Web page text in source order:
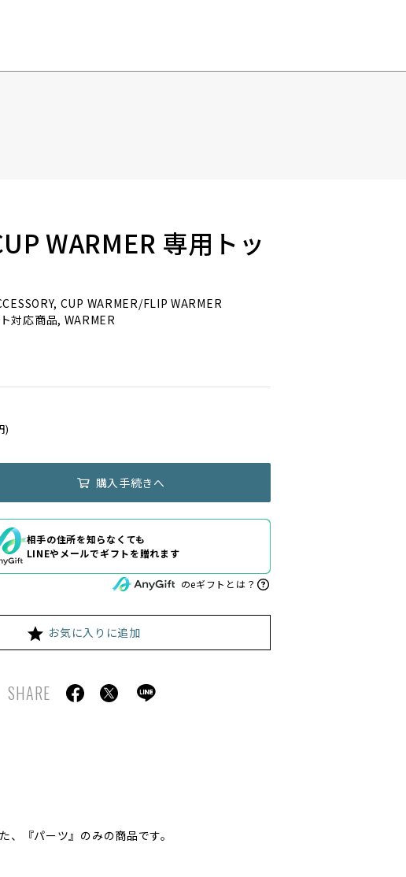
WARMER 専用トッ
CUP WARMER/FLIP WARMER
対応商品, WARMER
)
購入手続きへ
相手の住所を知らなくても
LINEやメールでギフトを贈れます
のeギフトとは？
お気に入りに追加
SHARE
『パーツ』のみの商品です。